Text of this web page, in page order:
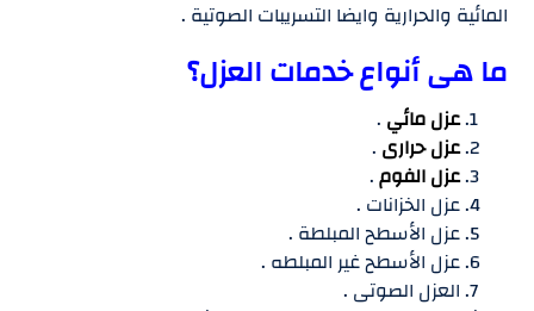
المائية والحرارية وايضا التسريبات الصوتية .
ما هى أنواع خدمات العزل؟
عزل مائي .
عزل حرارى .
عزل الفوم.
عزل الخزانات .
عزل الأسطح المبلطة .
عزل الأسطح غير المبلطه .
العزل الصوتى .